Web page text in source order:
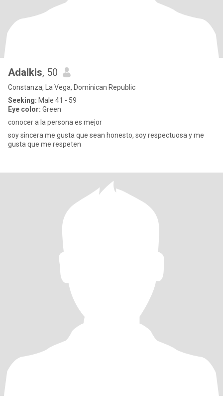
Adalkis, 50
Constanza, La Vega, Dominican Republic
Seeking: Male 41 - 59
Eye color: Green
conocer a la persona es mejor
soy sincera me gusta que sean honesto, soy respectuosa y me
gusta que me respeten